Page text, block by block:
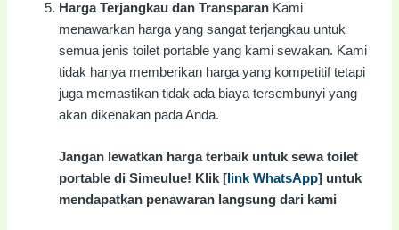
Harga Terjangkau dan Transparan Kami
menawarkan harga yang sangat terjangkau untuk
semua jenis toilet portable yang kami sewakan. Kami
tidak hanya memberikan harga yang kompetitif tetapi
juga memastikan tidak ada biaya tersembunyi yang
akan dikenakan pada Anda.
Jangan lewatkan harga terbaik untuk sewa toilet
portable di Simeulue! Klik [ link WhatsApp] untuk
mendapatkan penawaran langsung dari kami